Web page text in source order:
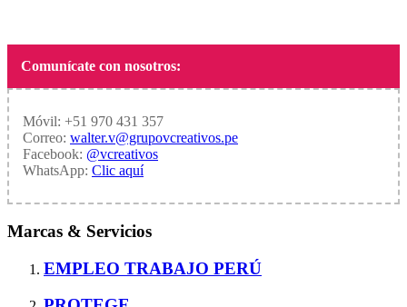
Comunícate con nosotros:
Móvil: +51 970 431 357
Correo: walter.v@grupovcreativos.pe
Facebook: @vcreativos
WhatsApp: Clic aquí
Marcas & Servicios
EMPLEO TRABAJO PERÚ